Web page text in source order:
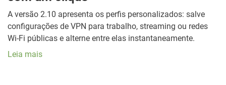
A versão 2.10 apresenta os perfis personalizados: salve
configurações de VPN para trabalho, streaming ou redes
Wi-Fi públicas e alterne entre elas instantaneamente.
Leia mais